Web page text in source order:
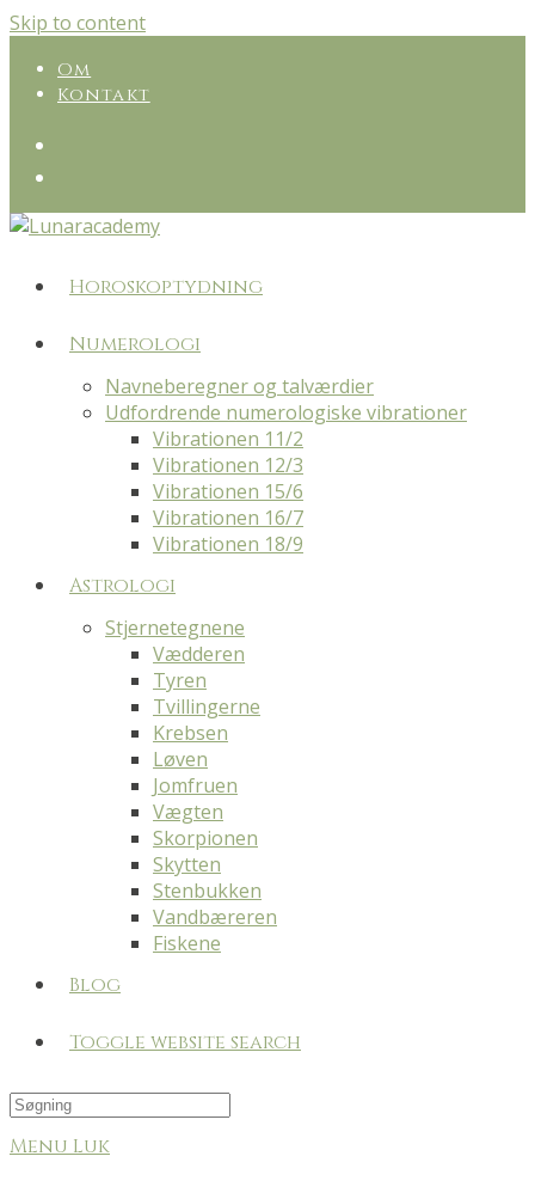
Skip to content
Om
Kontakt
Horoskoptydning
Numerologi
Navneberegner og talværdier
Udfordrende numerologiske vibrationer
Vibrationen 11/2
Vibrationen 12/3
Vibrationen 15/6
Vibrationen 16/7
Vibrationen 18/9
Astrologi
Stjernetegnene
Vædderen
Tyren
Tvillingerne
Krebsen
Løven
Jomfruen
Vægten
Skorpionen
Skytten
Stenbukken
Vandbæreren
Fiskene
Blog
Toggle website search
Menu Luk